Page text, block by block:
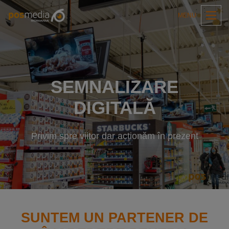
MENU
SEMNALIZARE
DIGITALĂ
Privim spre viitor dar acționăm în prezent
SUNTEM UN PARTENER DE